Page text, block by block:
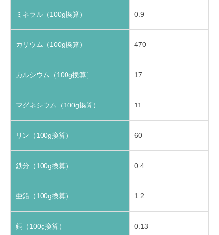
ミネラル（100g換算） 0.9
カリウム（100g換算） 470
カルシウム（100g換算） 17
マグネシウム（100g換算） 11
リン（100g換算） 60
鉄分（100g換算） 0.4
亜鉛（100g換算） 1.2
銅（100g換算） 0.13